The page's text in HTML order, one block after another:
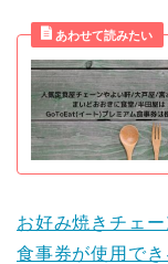
お好み焼きチェ
食事券が使用で